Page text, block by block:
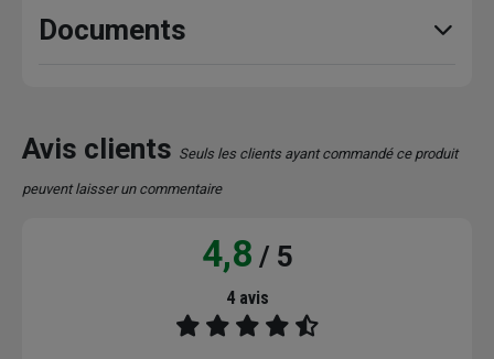
Documents
Avis clients Seuls les clients ayant commandé ce produit
peuvent laisser un commentaire
4,8 / 5
4 avis